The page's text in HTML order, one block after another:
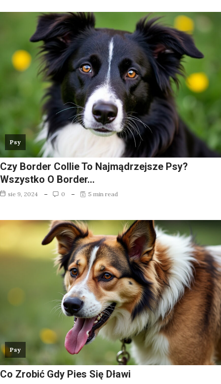
Psy
Czy Border Collie To Najmądrzejsze Psy?
Wszystko O Border…
sie 9, 2024 0 5 min read
Psy
Co Zrobić Gdy Pies Się Dławi